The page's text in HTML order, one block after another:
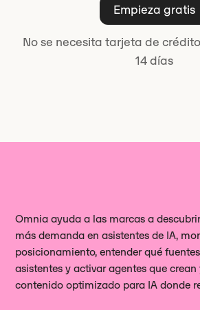
Omnio al seguimiento solo
de que las apruebes.
carencias en una lista de
priorizadas para mejorar tu
visibilidad, llevando a cabo
Empieza gratis
No se necesita tarjeta de crédito
14 días
Omnia ayuda a las marcas a
más demanda en asistentes de IA,
posicionamiento, entender qué
asistentes y activar agentes que
contenido optimizado para IA donde